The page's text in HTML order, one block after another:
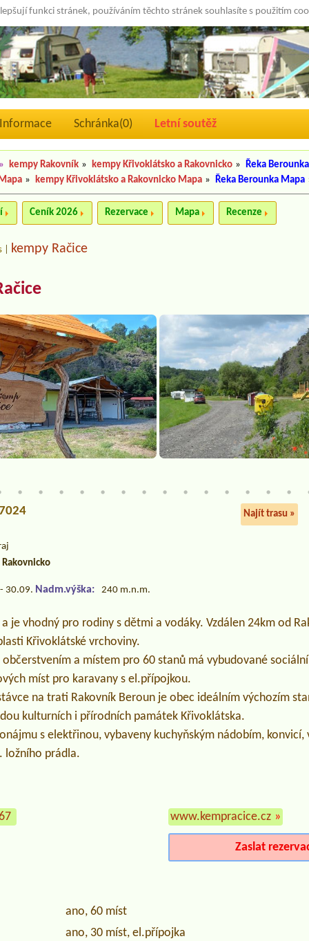
funkci stránek, používáním těchto stránek souhlasíte s použitím
Informace Schránka(0) Letní soutěž
kempy Rakovník » kempy Křivoklátsko a Rakovnicko » Řeka Berounka
» kempy Křivoklátsko a Rakovnicko Mapa » Řeka Berounka Mapa
Ceník 2026 Rezervace Mapa Recenze
kempy Račice
Najít trasu »
30.09. Nadm.výška: 240 m.n.m.
je vhodný pro rodiny s dětmi a vodáky. Vzdálen 24km od
Křivoklátské vrchoviny.
a místem pro 60 stanů má vybudované
míst pro karavany s el.přípojkou.
na trati Rakovník Beroun je obec ideálním výchozím
kulturních i přírodních památek Křivoklátska.
s elektřinou, vybaveny kuchyňským nádobím, konvicí,
ložního prádla.
www.kempracice.cz »
Zaslat
ano, 60 míst
ano, 30 míst, el.přípojka